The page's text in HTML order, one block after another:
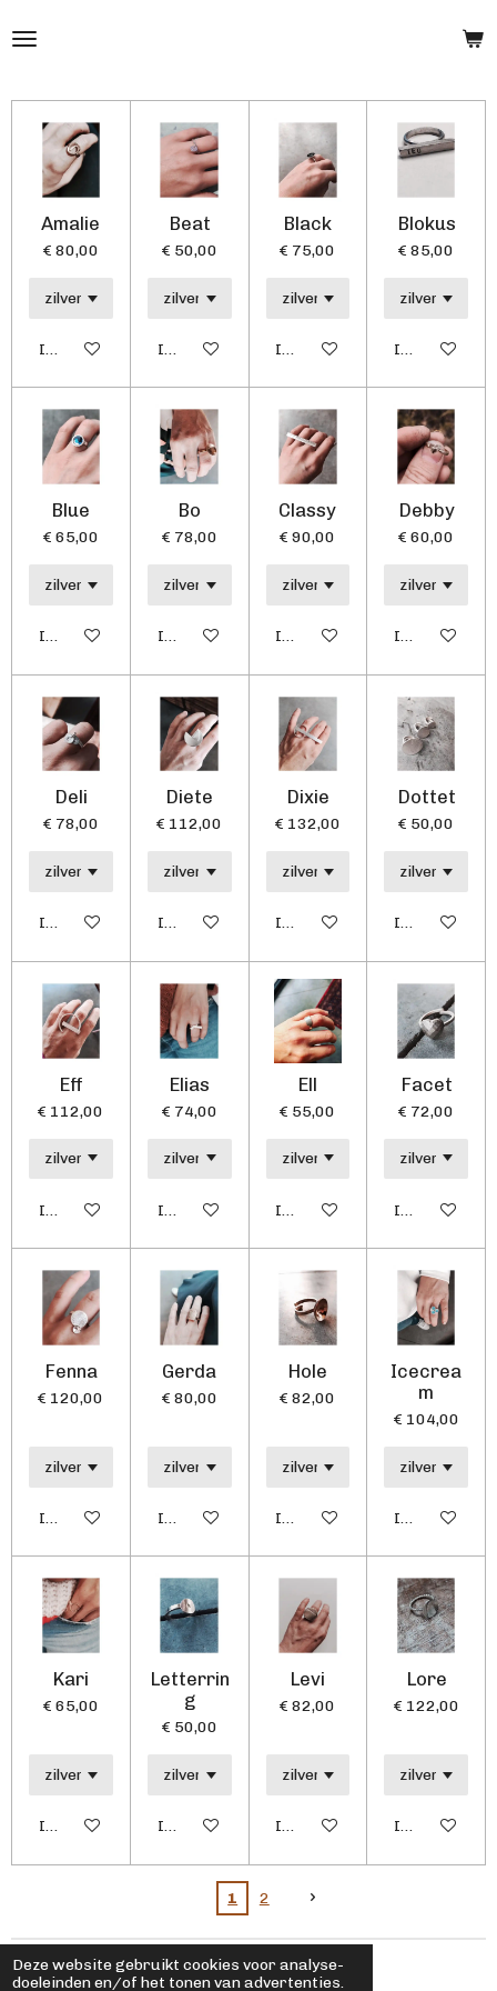
Deze website gebruikt cookies voor analyse-
doeleinden en/of het tonen van advertenties.
direct
Amalie
€ 80,00
In winkelwagen
Beat
€ 50,00
In winkelwagen
Black
€ 75,00
In winkelwagen
Blokus
€ 85,00
In
Blue
€ 65,00
In winkelwagen
Bo
€ 78,00
In winkelwagen
Classy
€ 90,00
In winkelwagen
Debby
€ 60,00
In
Deli
€ 78,00
In winkelwagen
Diete
€ 112,00
In winkelwagen
Dixie
€ 132,00
In winkelwagen
Dottet
€ 50,00
In
Eff
€ 112,00
In winkelwagen
Elias
€ 74,00
In winkelwagen
Ell
€ 55,00
In winkelwagen
Facet
€ 72,00
In
Fenna
€ 120,00
In winkelwagen
Gerda
€ 80,00
In winkelwagen
Hole
€ 82,00
In winkelwagen
Icecrea
m
€ 104,00
In
Kari
€ 65,00
In winkelwagen
Letterrin
g
€ 50,00
In winkelwagen
Levi
€ 82,00
In winkelwagen
Lore
€ 122,00
In
1 2
© 2019 - 2026 Nele Cools Juwelen